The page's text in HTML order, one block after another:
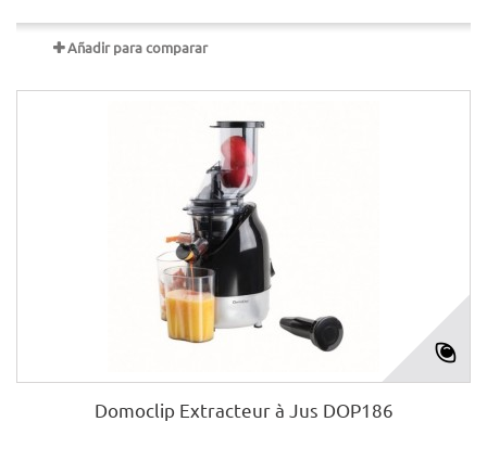
Añadir para comparar
Domoclip Extracteur à Jus DOP186